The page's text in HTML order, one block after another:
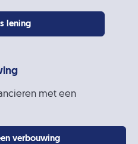
lening
met een
verbouwing